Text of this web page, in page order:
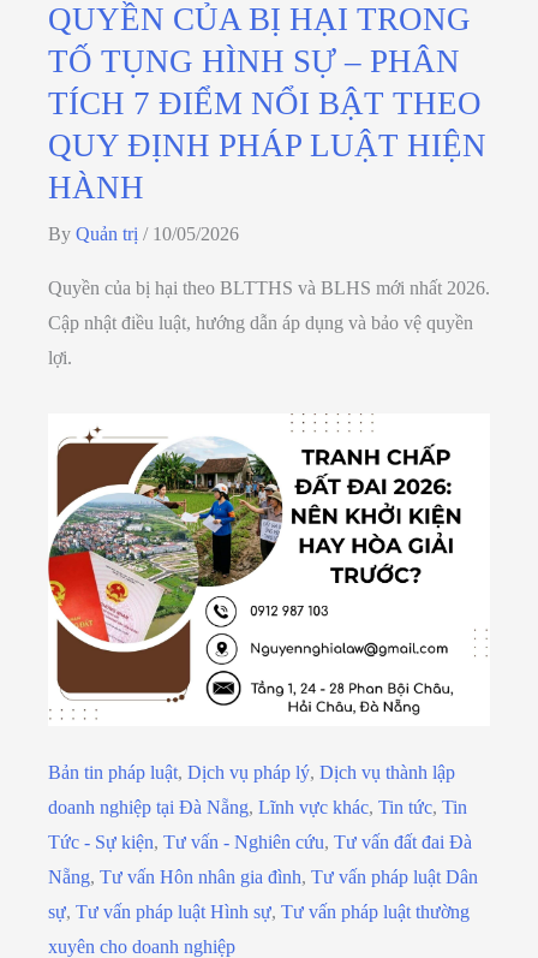
QUYỀN CỦA BỊ HẠI TRONG
TỐ TỤNG HÌNH SỰ – PHÂN
TÍCH 7 ĐIỂM NỔI BẬT THEO
QUY ĐỊNH PHÁP LUẬT HIỆN
HÀNH
By Quản trị / 10/05/2026
Quyền của bị hại theo BLTTHS và BLHS mới nhất 2026.
Cập nhật điều luật, hướng dẫn áp dụng và bảo vệ quyền
lợi.
Bản tin pháp luật, Dịch vụ pháp lý, Dịch vụ thành lập
doanh nghiệp tại Đà Nẵng, Lĩnh vực khác, Tin tức, Tin
Tức - Sự kiện, Tư vấn - Nghiên cứu, Tư vấn đất đai Đà
Nẵng, Tư vấn Hôn nhân gia đình, Tư vấn pháp luật Dân
sự, Tư vấn pháp luật Hình sự, Tư vấn pháp luật thường
xuyên cho doanh nghiệp